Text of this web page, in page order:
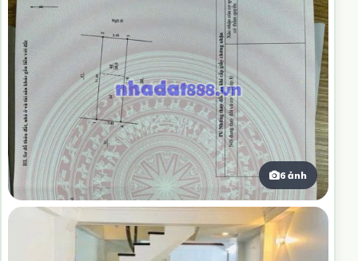
6 ảnh